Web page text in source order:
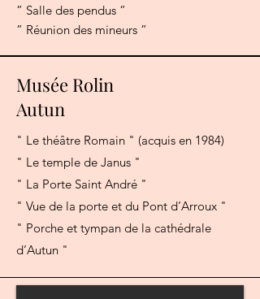
” Salle des pendus ”
” Réunion des mineurs ”
Musée Rolin
Autun
" Le théâtre Romain " (acquis en 1984)
" Le temple de Janus "
" La Porte Saint André "
" Vue de la porte et du Pont d’Arroux "
" Porche et tympan de la cathédrale
d’Autun "